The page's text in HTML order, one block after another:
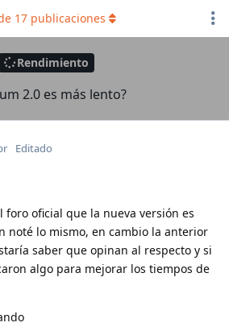
Rendimiento
2.0 es más lento?
17publicaciones
Editado
foro oficial que la nueva versión es
noté lo mismo, en cambio la anterior
saber que opinan al respecto y si
algo para mejorar los tiempos de